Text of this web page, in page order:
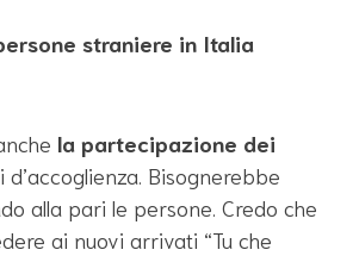
straniere in Italia
la partecipazione dei
d’accoglienza. Bisognerebbe
alla pari le persone. Credo che
ai nuovi arrivati “Tu che